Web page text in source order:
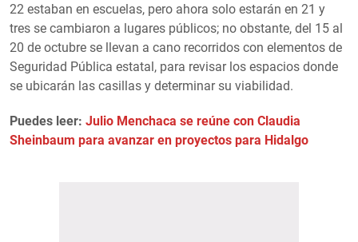
22 estaban en escuelas, pero ahora solo estarán en 21 y
tres se cambiaron a lugares públicos; no obstante, del 15 al
20 de octubre se llevan a cano recorridos con elementos de
Seguridad Pública estatal, para revisar los espacios donde
se ubicarán las casillas y determinar su viabilidad.
Puedes leer: Julio Menchaca se reúne con Claudia
Sheinbaum para avanzar en proyectos para Hidalgo